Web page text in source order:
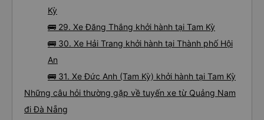
Kỳ
🚌 29. Xe Đăng Thắng khởi hành tại Tam Kỳ
🚌 30. Xe Hải Trang khởi hành tại Thành phố Hội
An
🚌 31. Xe Đức Anh (Tam Kỳ) khởi hành tại Tam Kỳ
Những câu hỏi thường gặp về tuyến xe từ Quảng Nam
đi Đà Nẵng